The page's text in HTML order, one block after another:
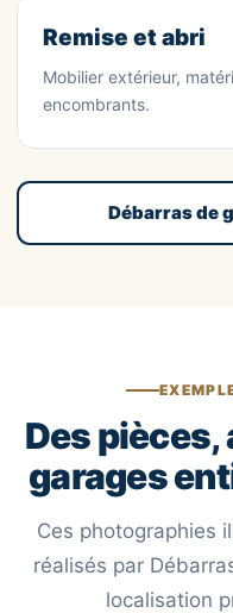
Remise et abri
Mobilier extérieur,
encombrants.
Débarras de
Des
garages
Ces photographies
réalisés par
localisation